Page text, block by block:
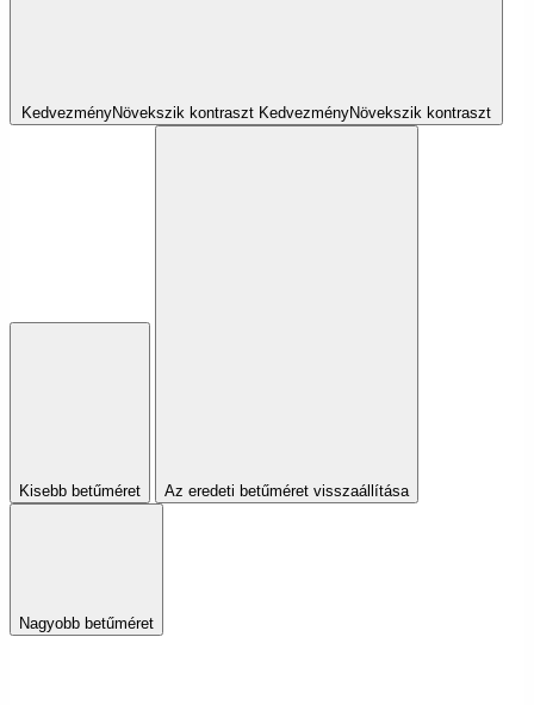
KedvezményNövekszik kontraszt KedvezményNövekszik kontraszt
Kisebb betűméret Az eredeti betűméret visszaállítása
Nagyobb betűméret